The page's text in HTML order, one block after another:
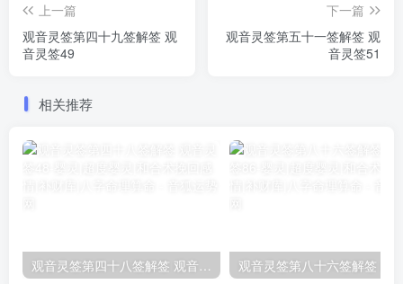
上一篇
观音灵签第四十九签解签 观
音灵签49
下一篇
观音灵签第五十一签解签 观
音灵签51
相关推荐
观音灵签第四十八签解签 观音灵签48